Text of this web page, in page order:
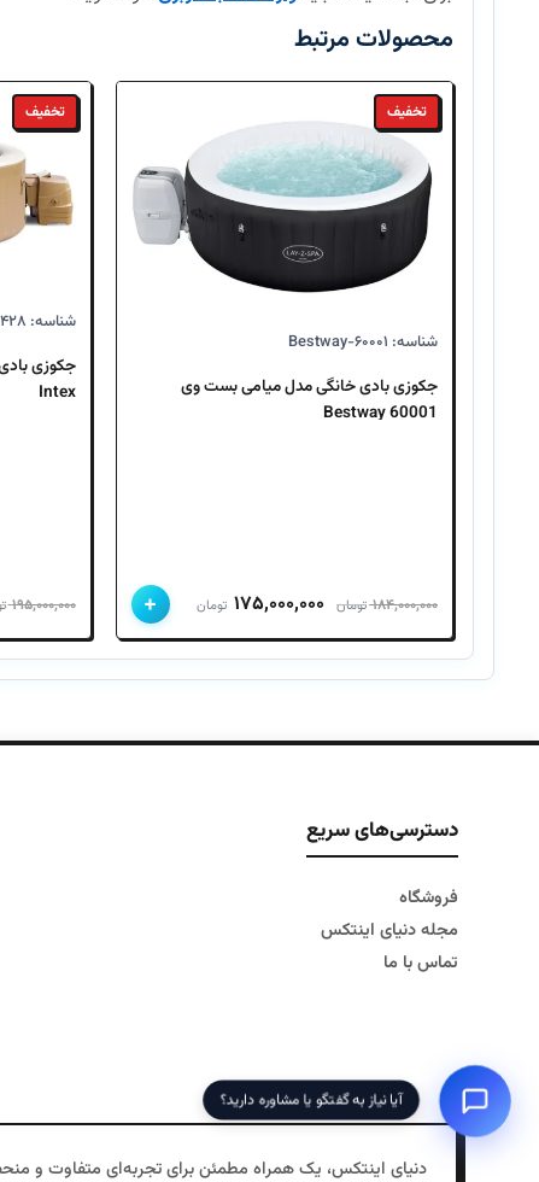
محصولات مرتبط
تخفیف
شناسه: Bestway-۶۰۰۰۱
جکوزی بادی خانگی مدل میامی بست وی
60001 Bestway
۱۸۴,۰۰۰,۰۰۰ تومان قیمت
اصلی
۱۸۴,۰۰۰,۰۰۰ تومان
۱۷۵,۰۰۰,۰۰۰ تومانقیمت
فعلی
۱۷۵,۰۰۰,۰۰۰ تومان
+
تخفیف
شناسه: Intex-۲۸۴۲۸
Intex
۱۹۵,۰۰۰,۰۰۰
دسترسی‌های سریع
فروشگاه
مجله دنیای اینتکس
تماس با ما